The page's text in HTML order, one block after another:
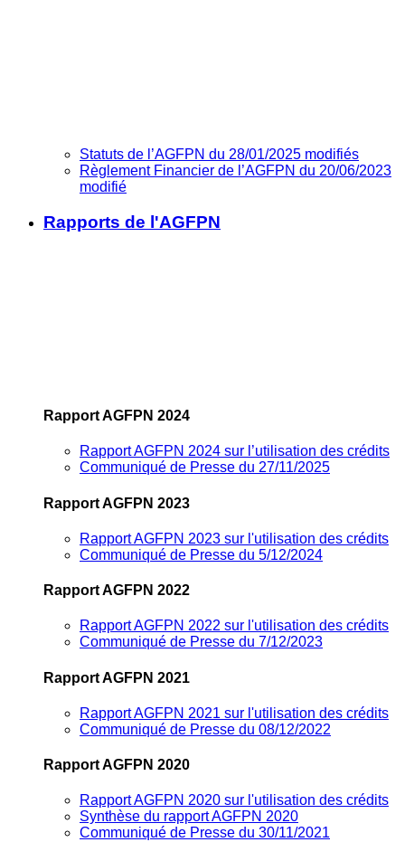
Statuts de l’AGFPN du 28/01/2025 modifiés
Règlement Financier de l’AGFPN du 20/06/2023
modifié
Rapports de l'AGFPN
Rapport AGFPN 2024
Rapport AGFPN 2024 sur l’utilisation des crédits
Communiqué de Presse du 27/11/2025
Rapport AGFPN 2023
Rapport AGFPN 2023 sur l'utilisation des crédits
Communiqué de Presse du 5/12/2024
Rapport AGFPN 2022
Rapport AGFPN 2022 sur l'utilisation des crédits
Communiqué de Presse du 7/12/2023
Rapport AGFPN 2021
Rapport AGFPN 2021 sur l'utilisation des crédits
Communiqué de Presse du 08/12/2022
Rapport AGFPN 2020
Rapport AGFPN 2020 sur l'utilisation des crédits
Synthèse du rapport AGFPN 2020
Communiqué de Presse du 30/11/2021